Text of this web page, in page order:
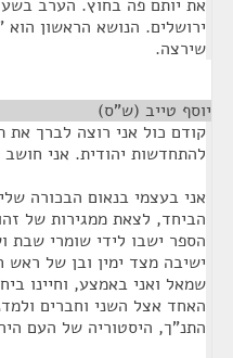
ירושלים. הנושא הראשון
שירצה.
יוסף טייב (ש"ס)
קודם כול אני רוצה לברך
להתחדשות יהודית. אני
אני בעצמי בנאום הבכורה
הביחד, לצאת ממגירות של
הספר ישבו לידי שומרי
ישיבה מצד ימין ובן של
שמאל ואני באמצע, וחיינו
האחד אצל השני וחברים
התנ"ך, היסטוריה של העם